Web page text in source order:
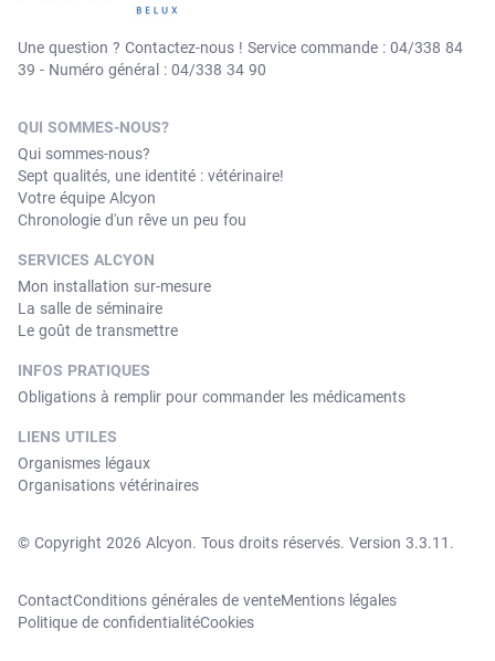
Une question ? Contactez-nous ! Service commande : 04/338 84
39 - Numéro général : 04/338 34 90
QUI SOMMES-NOUS?
Qui sommes-nous?
Sept qualités, une identité : vétérinaire!
Votre équipe Alcyon
Chronologie d'un rêve un peu fou
SERVICES ALCYON
Mon installation sur-mesure
La salle de séminaire
Le goût de transmettre
INFOS PRATIQUES
Obligations à remplir pour commander les médicaments
LIENS UTILES
Organismes légaux
Organisations vétérinaires
© Copyright 2026 Alcyon. Tous droits réservés. Version 3.3.11.
ContactConditions générales de venteMentions légales
Politique de confidentialitéCookies